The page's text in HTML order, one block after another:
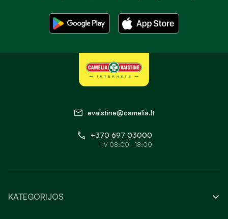
evaistine@camelia.lt
+370 697 03000
I-V 08:00 - 18:00
KATEGORIJOS